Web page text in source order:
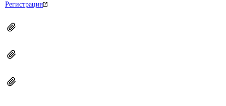
Регистрация